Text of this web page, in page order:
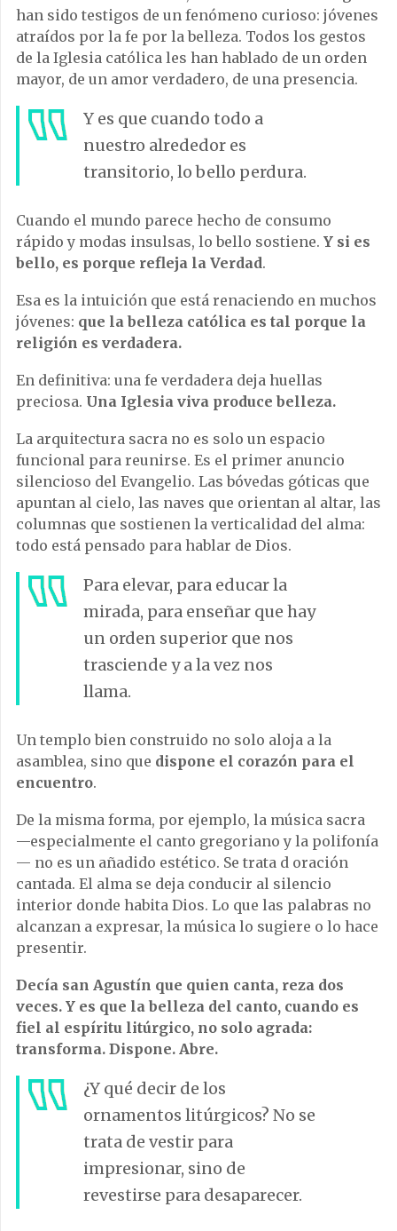
han sido testigos de un fenómeno curioso: jóvenes
atraídos por la fe por la belleza. Todos los gestos
de la Iglesia católica les han hablado de un orden
mayor, de un amor verdadero, de una presencia.
Y es que cuando todo a
nuestro alrededor es
transitorio, lo bello perdura.
Cuando el mundo parece hecho de consumo
rápido y modas insulsas, lo bello sostiene. Y si es
bello, es porque refleja la Verdad.
Esa es la intuición que está renaciendo en muchos
jóvenes: que la belleza católica es tal porque la
religión es verdadera.
En definitiva: una fe verdadera deja huellas
preciosa. Una Iglesia viva produce belleza.
La arquitectura sacra no es solo un espacio
funcional para reunirse. Es el primer anuncio
silencioso del Evangelio. Las bóvedas góticas que
apuntan al cielo, las naves que orientan al altar, las
columnas que sostienen la verticalidad del alma:
todo está pensado para hablar de Dios.
Para elevar, para educar la
mirada, para enseñar que hay
un orden superior que nos
trasciende y a la vez nos
llama.
Un templo bien construido no solo aloja a la
asamblea, sino que dispone el corazón para el
encuentro.
De la misma forma, por ejemplo, la música sacra
—especialmente el canto gregoriano y la polifonía
— no es un añadido estético. Se trata d oración
cantada. El alma se deja conducir al silencio
interior donde habita Dios. Lo que las palabras no
alcanzan a expresar, la música lo sugiere o lo hace
presentir.
Decía san Agustín que quien canta, reza dos
veces. Y es que la belleza del canto, cuando es
fiel al espíritu litúrgico, no solo agrada:
transforma. Dispone. Abre.
¿Y qué decir de los
ornamentos litúrgicos? No se
trata de vestir para
impresionar, sino de
revestirse para desaparecer.